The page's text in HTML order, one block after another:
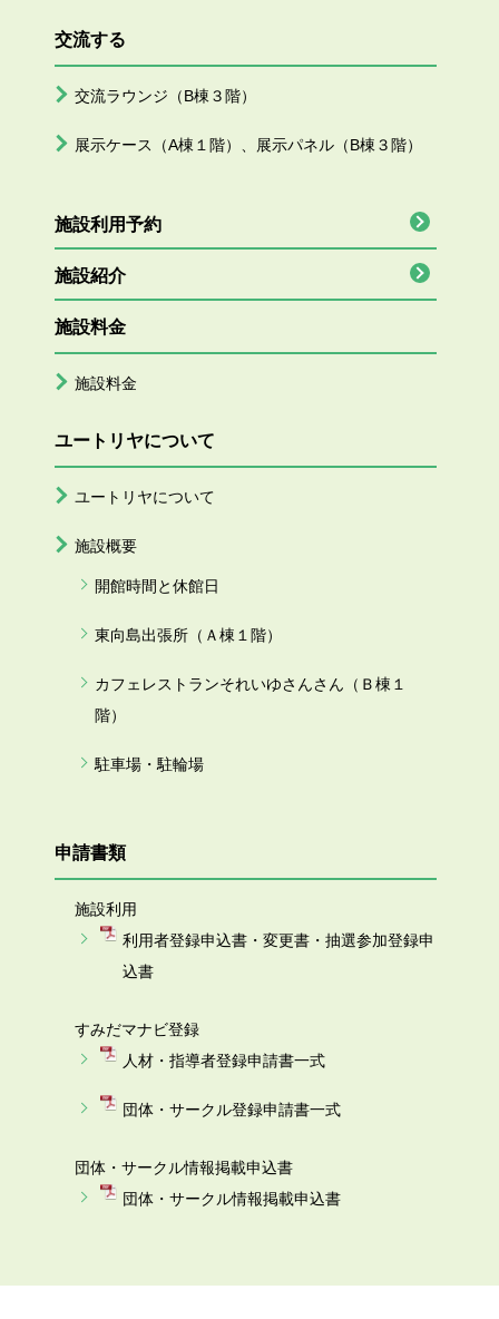
交流する
交流ラウンジ（B棟３階）
展示ケース（A棟１階）、展示パネル（B棟３階）
施設利用予約
施設紹介
施設料金
施設料金
ユートリヤについて
ユートリヤについて
施設概要
開館時間と休館日
東向島出張所（Ａ棟１階）
カフェレストランそれいゆさんさん（Ｂ棟１
階）
駐車場・駐輪場
申請書類
施設利用
利用者登録申込書・変更書・抽選参加登録申
込書
すみだマナビ登録
人材・指導者登録申請書一式
団体・サークル登録申請書一式
団体・サークル情報掲載申込書
団体・サークル情報掲載申込書